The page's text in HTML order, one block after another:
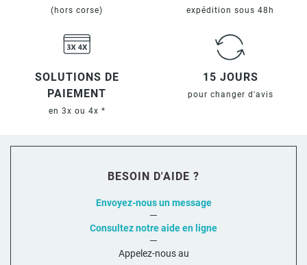
(hors corse)
expédition sous 48h
SOLUTIONS DE
PAIEMENT
en 3x ou 4x *
15 JOURS
pour changer d'avis
BESOIN D'AIDE ?
Envoyez-nous un message
Consultez notre aide en ligne
Appelez-nous au